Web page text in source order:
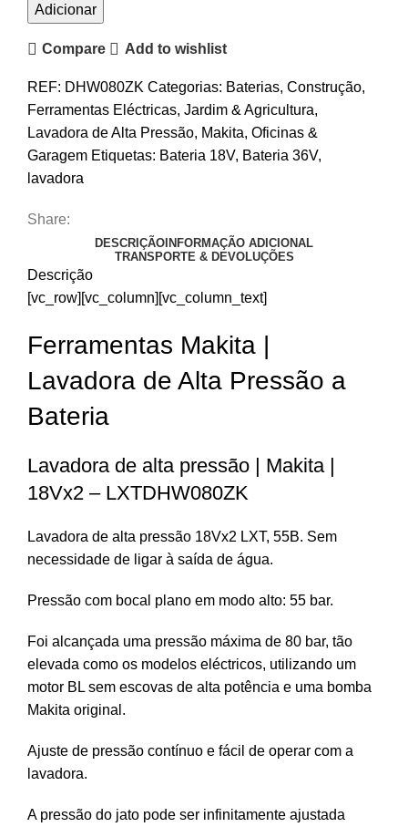
Adicionar
Compare Add to wishlist
REF: DHW080ZK Categorias: Baterias, Construção,
Ferramentas Eléctricas, Jardim & Agricultura,
Lavadora de Alta Pressão, Makita, Oficinas &
Garagem Etiquetas: Bateria 18V, Bateria 36V,
lavadora
Share:
DESCRIÇÃO INFORMAÇÃO ADICIONAL
TRANSPORTE & DEVOLUÇÕES
Descrição
[vc_row][vc_column][vc_column_text]
Ferramentas Makita |
Lavadora de Alta Pressão a
Bateria
Lavadora de alta pressão | Makita |
18Vx2 – LXTDHW080ZK
Lavadora de alta pressão 18Vx2 LXT, 55B. Sem
necessidade de ligar à saída de água.
Pressão com bocal plano em modo alto: 55 bar.
Foi alcançada uma pressão máxima de 80 bar, tão
elevada como os modelos eléctricos, utilizando um
motor BL sem escovas de alta potência e uma bomba
Makita original.
Ajuste de pressão contínuo e fácil de operar com a
lavadora.
A pressão do jato pode ser infinitamente ajustada